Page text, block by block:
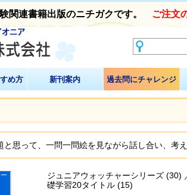
関連書籍出版のニチガクです。 ご注文
め方 新刊案内 過去問にチャレンジ
思って、一問一問絵を見ながら話し合い、考え
ジュニアウォッチャーシリーズ (30)
礎学習20タイトル (15)